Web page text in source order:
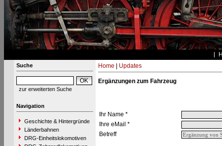
Suche
zur erweiterten Suche
Navigation
Geschichte & Hintergründe
Länderbahnen
DRG-Einheitslokomotiven
Home Updates
Ergänzungen zum Fahrzeug
Ihr Name *
Ihre eMail *
Betreff